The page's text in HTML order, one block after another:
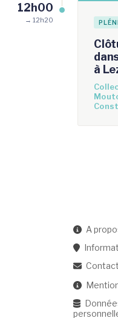
12h00
→ 12h20
à
A